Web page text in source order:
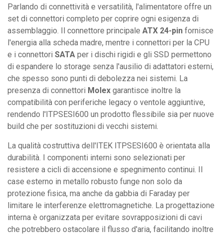
Parlando di connettività e versatilità, l'alimentatore offre un
set di connettori completo per coprire ogni esigenza di
assemblaggio. Il connettore principale ATX 24-pin fornisce
l'energia alla scheda madre, mentre i connettori per la CPU
e i connettori SATA per i dischi rigidi e gli SSD permettono
di espandere lo storage senza l'ausilio di adattatori esterni,
che spesso sono punti di debolezza nei sistemi. La
presenza di connettori Molex garantisce inoltre la
compatibilità con periferiche legacy o ventole aggiuntive,
rendendo l'ITPSESI600 un prodotto flessibile sia per nuove
build che per sostituzioni di vecchi sistemi.
La qualità costruttiva dell'ITEK ITPSESI600 è orientata alla
durabilità. I componenti interni sono selezionati per
resistere a cicli di accensione e spegnimento continui. Il
case esterno in metallo robusto funge non solo da
protezione fisica, ma anche da gabbia di Faraday per
limitare le interferenze elettromagnetiche. La progettazione
interna è organizzata per evitare sovrapposizioni di cavi
che potrebbero ostacolare il flusso d'aria, facilitando inoltre